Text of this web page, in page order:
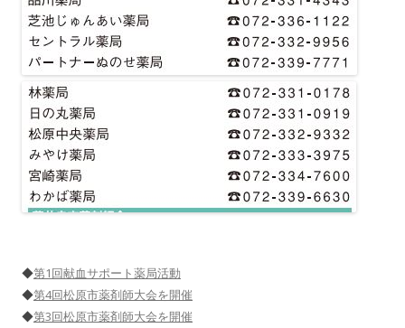
◆第1回献血サポート薬局活動
◆第4回松原市薬剤師大会を開催
◆第3回松原市薬剤師大会を開催